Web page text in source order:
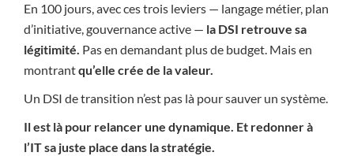
En 100 jours, avec ces trois leviers — langage métier, plan
d’initiative, gouvernance active — la DSI retrouve sa
légitimité. Pas en demandant plus de budget. Mais en
montrantqu’elle crée de la valeur.
Un DSI de transition n’est pas là pour sauver un système.
Il est là pour relancer une dynamique. Et redonner à
l’IT sa juste place dans la stratégie.